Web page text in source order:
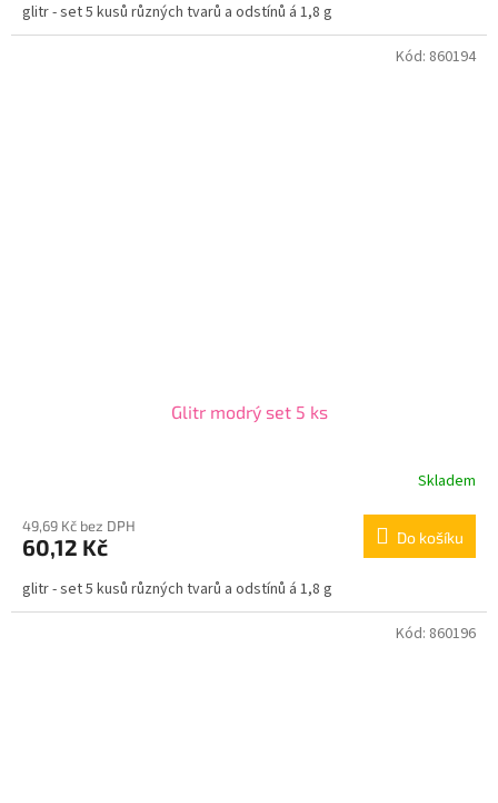
glitr - set 5 kusů různých tvarů a odstínů á 1,8 g
Glitr modrý set 5 ks
Skladem
49,69 Kč bez DPH
60,12 Kč Do košíku
glitr - set 5 kusů různých tvarů a odstínů á 1,8 g
Kód: 860194
Kód: 860196